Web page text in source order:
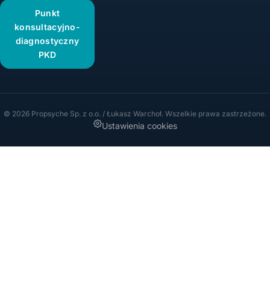
Punkt
konsultacyjno-
diagnostyczny
PKD
© 2026 Propsyche Sp. z o.o. / Łukasz Warchoł. Wszelkie prawa zastrzeżone.
Ustawienia cookies